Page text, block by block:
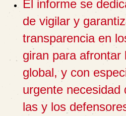
El informe se
de vigilar y
transparencia en
giran para afrontar
global, y con
urgente necesidad
las y los